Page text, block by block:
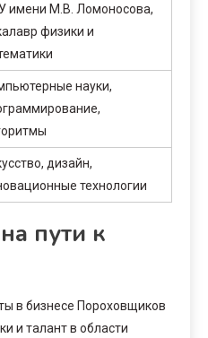
имени М.В. Ломоносова,
физики и
науки,
дизайн,
технологии
пути к
в бизнесе Пороховщиков
и талант в области